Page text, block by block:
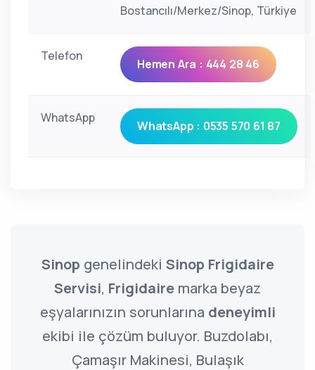
Bostancılı/Merkez/Sinop, Türkiye
Telefon
Hemen Ara : 444 28 46
WhatsApp
WhatsApp : 0535 570 61 87
Sinop genelindeki Sinop Frigidaire
Servisi, Frigidaire marka beyaz
eşyalarınızın sorunlarına deneyimli
ekibi ile çözüm buluyor. Buzdolabı,
Çamaşır Makinesi, Bulaşık